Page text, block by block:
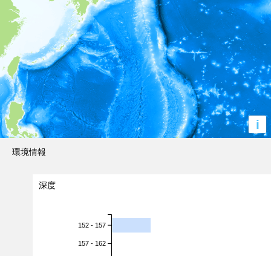
i
環境情報
深度
152 - 157
157 - 162